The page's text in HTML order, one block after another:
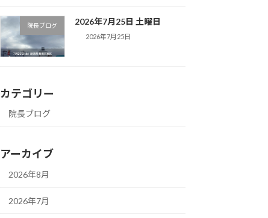
院長ブログ 2026年7月25日 土曜日
2026年7月25日
カテゴリー
院長ブログ
アーカイブ
2026年8月
2026年7月